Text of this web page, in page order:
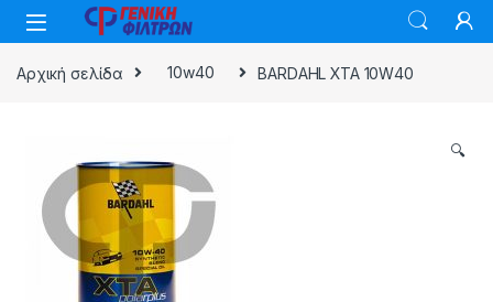
Skip to navigation
Skip to content
Αρχική σελίδα 10w40 BARDAHL XTA 10W40
🔍